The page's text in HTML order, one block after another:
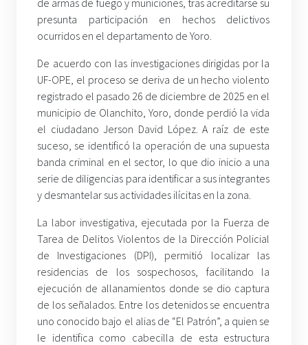
presunta participación en hechos delictivos
ocurridos en el departamento de Yoro.
De acuerdo con las investigaciones dirigidas por la
UF-OPE, el proceso se deriva de un hecho violento
registrado el pasado 26 de diciembre de 2025 en el
municipio de Olanchito, Yoro, donde perdió la vida
el ciudadano Jerson David López. A raíz de este
suceso, se identificó la operación de una supuesta
banda criminal en el sector, lo que dio inicio a una
serie de diligencias para identificar a sus integrantes
y desmantelar sus actividades ilícitas en la zona.
La labor investigativa, ejecutada por la Fuerza de
Tarea de Delitos Violentos de la Dirección Policial
de Investigaciones (DPI), permitió localizar las
residencias de los sospechosos, facilitando la
ejecución de allanamientos donde se dio captura
de los señalados. Entre los detenidos se encuentra
uno conocido bajo el alias de “El Patrón”, a quien se
le identifica como cabecilla de esta estructura